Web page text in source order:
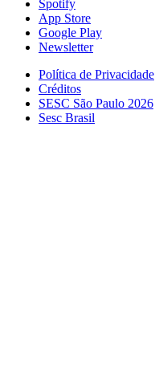
Spotify
App Store
Google Play
Newsletter
Política de Privacidade
Créditos
SESC São Paulo 2026
Sesc Brasil